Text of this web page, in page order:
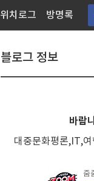
위치로그 방명록
블로그 정보
바람
대중문화평론,IT,여